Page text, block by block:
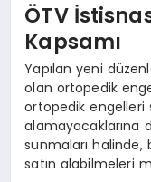
ÖTV
Kapsamı
Yapılan yeni
olan ortopedik
ortopedik engelleri
alamayacaklarına
sunmaları halinde,
satın alabilmeleri